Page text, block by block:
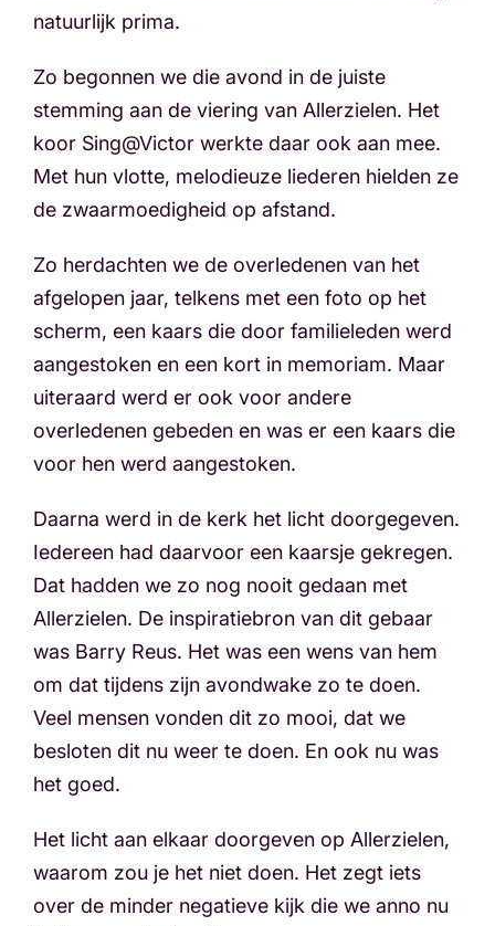
natuurlijk prima.
Zo begonnen we die avond in de juiste
stemming aan de viering van Allerzielen. Het
koor Sing@Victor werkte daar ook aan mee.
Met hun vlotte, melodieuze liederen hielden ze
de zwaarmoedigheid op afstand.
Zo herdachten we de overledenen van het
afgelopen jaar, telkens met een foto op het
scherm, een kaars die door familieleden werd
aangestoken en een kort in memoriam. Maar
uiteraard werd er ook voor andere
overledenen gebeden en was er een kaars die
voor hen werd aangestoken.
Daarna werd in de kerk het licht doorgegeven.
Iedereen had daarvoor een kaarsje gekregen.
Dat hadden we zo nog nooit gedaan met
Allerzielen. De inspiratiebron van dit gebaar
was Barry Reus. Het was een wens van hem
om dat tijdens zijn avondwake zo te doen.
Veel mensen vonden dit zo mooi, dat we
besloten dit nu weer te doen. En ook nu was
het goed.
Het licht aan elkaar doorgeven op Allerzielen,
waarom zou je het niet doen. Het zegt iets
over de minder negatieve kijk die we anno nu